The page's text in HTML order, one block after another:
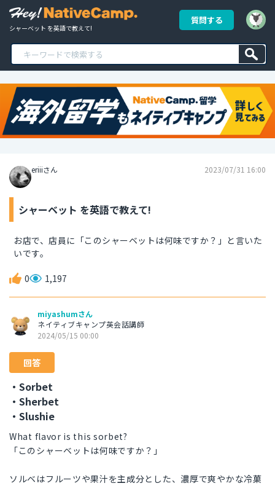
シャーベット を英語で教えて!
質問する
eriiiさん 2023/07/31 16:00
シャーベット を英語で教えて!
お店で、店員に「このシャーベットは何味ですか？」と言いた
いです。
0 1,197
miyashumさん
ネイティブキャンプ英会話講師
2024/05/15 00:00
回答
・Sorbet
・Sherbet
・Slushie
What flavor is this sorbet?
「このシャーベットは何味ですか？」
ソルベはフルーツや果汁を主成分とした、濃厚で爽やかな冷菓